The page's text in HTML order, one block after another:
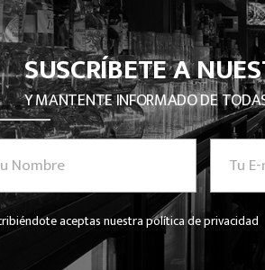
SUSCRÍBETE A
Y MANTENTE INFORMADO DE
aceptas nuestra política de privacidad